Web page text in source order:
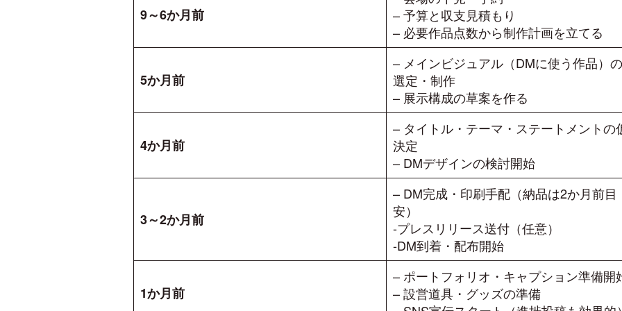
9～6か月前
– 予算と収支見積もり
– 必要作品点数から制作計画を立てる
5か月前
– メインビジュアル（DMに使う作品）の
選定・制作
– 展示構成の草案を作る
4か月前
– タイトル・テーマ・ステートメントの
決定
– DMデザインの検討開始
3～2か月前
– DM完成・印刷手配（納品は2か月前目
安）
-プレスリリース送付（任意）
-DM到着・配布開始
1か月前
– ポートフォリオ・キャプション準備開
– 設営道具・グッズの準備